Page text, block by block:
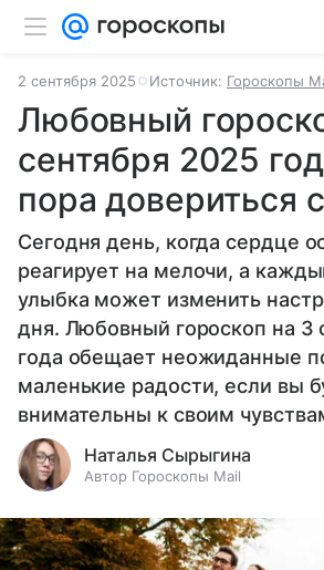
2 сентября 2025 Источник: Гороскопы
Любовный
сентября 2025
пора довериться
Сегодня день, когда сердце
реагирует на мелочи, а
улыбка может изменить
дня. Любовный гороскоп на 3
года обещает неожиданные
маленькие радости, если вы
внимательны к своим
Наталья Сырыгина
Автор Гороскопы Mail